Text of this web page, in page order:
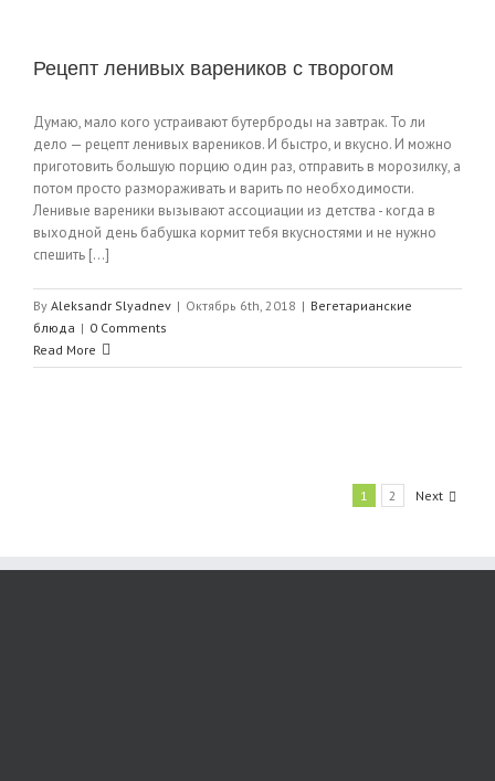
Рецепт ленивых вареников с творогом
Думаю, мало кого устраивают бутерброды на завтрак. То ли
дело — рецепт ленивых вареников. И быстро, и вкусно. И можно
приготовить большую порцию один раз, отправить в морозилку, а
потом просто размораживать и варить по необходимости.
Ленивые вареники вызывают ассоциации из детства - когда в
выходной день бабушка кормит тебя вкусностями и не нужно
спешить [...]
By Aleksandr Slyadnev | Октябрь 6th, 2018 | Вегетарианские
блюда | 0 Comments
Read More
1 2 Next